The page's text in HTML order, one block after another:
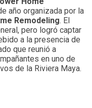
año organizada por la
Remodeling. El
pero logró captar
a la presencia de
que reunió a
en uno de
de la Riviera Maya.